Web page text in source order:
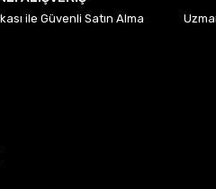
ile Güvenli Satın Alma